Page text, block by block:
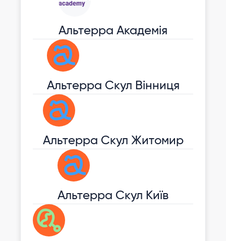
Альтерра Академія
Альтерра Скул Вінниця
Альтерра Скул Житомир
Альтерра Скул Київ